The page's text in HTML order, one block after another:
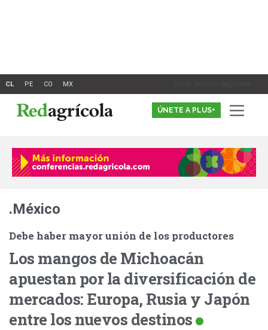
Inicia Sesión o Registrate
ÚNETE A PLUS+
.México
Debe haber mayor unión de los productores
Los mangos de Michoacán
apuestan por la diversificación de
mercados: Europa, Rusia y Japón
entre los nuevos destinos